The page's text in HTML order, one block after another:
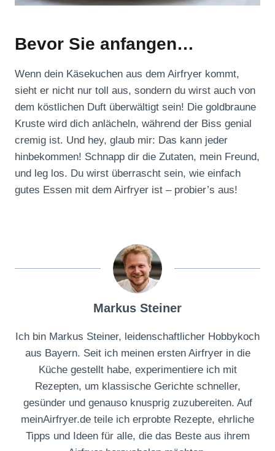
Bevor Sie anfangen…
Wenn dein Käsekuchen aus dem Airfryer kommt,
sieht er nicht nur toll aus, sondern du wirst auch von
dem köstlichen Duft überwältigt sein! Die goldbraune
Kruste wird dich anlächeln, während der Biss genial
cremig ist. Und hey, glaub mir: Das kann jeder
hinbekommen! Schnapp dir die Zutaten, mein Freund,
und leg los. Du wirst überrascht sein, wie einfach
gutes Essen mit dem Airfryer ist – probier’s aus!
Markus Steiner
Ich bin Markus Steiner, leidenschaftlicher Hobbykoch
aus Bayern. Seit ich meinen ersten Airfryer in die
Küche gestellt habe, experimentiere ich mit
Rezepten, um klassische Gerichte schneller,
gesünder und genauso knusprig zuzubereiten. Auf
meinAirfryer.de teile ich erprobte Rezepte, ehrliche
Tipps und Ideen für alle, die das Beste aus ihrem